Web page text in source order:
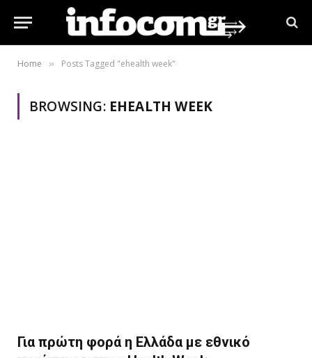
Home » Posts Tagged "ehealth week"
BROWSING: EHEALTH WEEK
Για πρώτη φορά η Ελλάδα με εθνικό